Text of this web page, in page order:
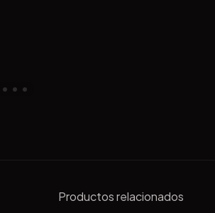
Productos relacionados